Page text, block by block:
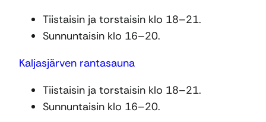
Tiistaisin ja torstaisin klo 18–21.
Sunnuntaisin klo 16–20.
Kaljasjärven rantasauna
Tiistaisin ja torstaisin klo 18–21.
Sunnuntaisin klo 16–20.